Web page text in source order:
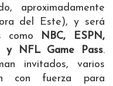
aproximadamente
del Este), y será
como NBC, ESPN,
y NFL Game Pass.
invitados, varios
con fuerza para